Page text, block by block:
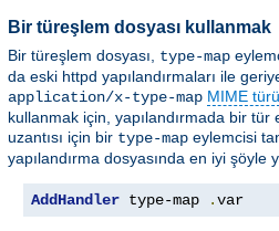
Bir türeşlem dosyası kullanmak
Bir türeşlem dosyası, type-map
da eski httpd yapılandırmaları ile
application/x-type-map MIME türü
kullanmak için, yapılandırmada bir
uzantısı için bir type-map eylemcisi
yapılandırma dosyasında en iyi şöyle
AddHandler type-map .var